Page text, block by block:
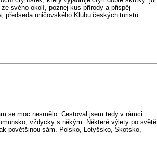
svého okolí, poznej kus přírody a přispěj
předseda uničovského Klubu českých turistů.
se moc nesmělo. Cestoval jsem tedy v rámci
vždycky s někým. Některé výlety po světě
povětšinou sám. Polsko, Lotyšsko, Skotsko,